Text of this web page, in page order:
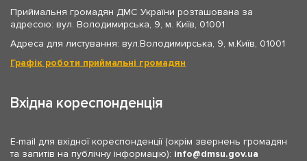
Приймальня громадян ДМС України розташована за
адресою: вул. Володимирська, 9, м. Київ, 01001
Адреса для листування: вул.Володимирська, 9, м.Київ, 01001
Графік роботи приймальні громадян
Вхідна кореспонденція
E-mail для вхідної кореспонденції (окрім звернень громадян
та запитів на публічну інформацію): info dmsu.gov.ua